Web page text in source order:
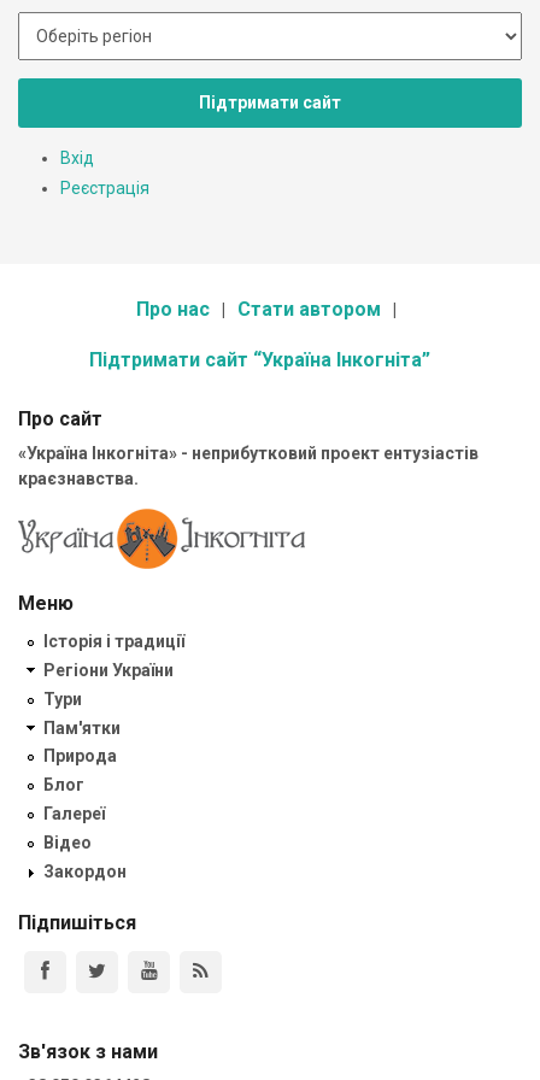
Підтримати сайт
Вхід
Реєстрація
Про нас Стати автором
Підтримати сайт “Україна Інкогніта”
Про сайт
«Україна Інкогніта» - неприбутковий проект ентузіастів
краєзнавства.
Меню
Історія і традиції
Регіони України
Тури
Пам'ятки
Природа
Блог
Галереї
Відео
Закордон
Підпишіться
Зв'язок з нами